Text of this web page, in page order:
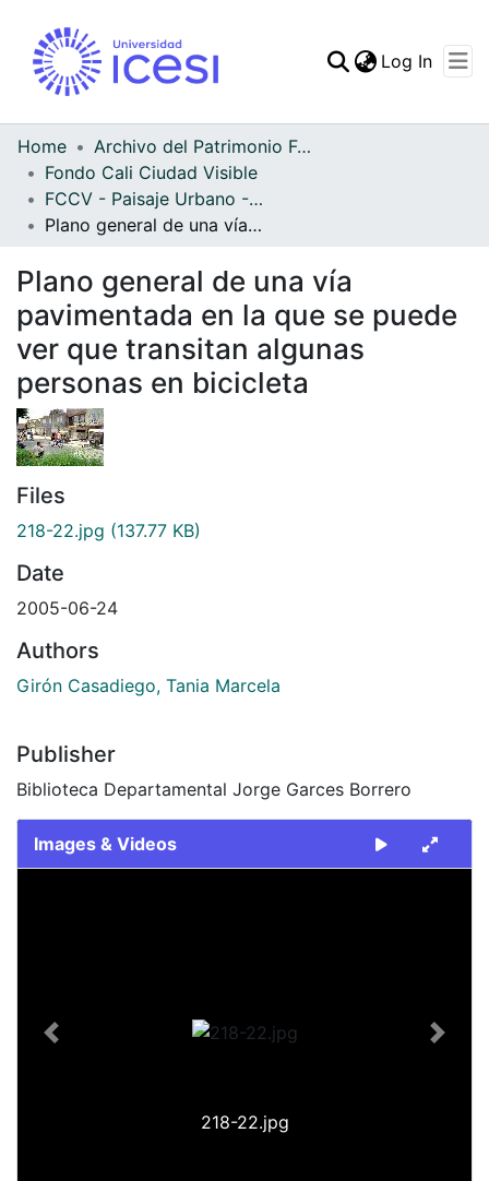
Log In
Home
Archivo del Patrimonio Fotográfico y Fílmico del Valle del Cauca
Fondo Cali Ciudad Visible
FCCV - Paisaje Urbano - Patrimonial
Plano general de una vía pavimentada en la que se puede ver que transitan algunas personas en bicicleta
Plano general de una vía
pavimentada en la que se puede
ver que transitan algunas
personas en bicicleta
Files
218-22.jpg (137.77 KB)
Date
2005-06-24
Authors
Girón Casadiego, Tania Marcela
Publisher
Biblioteca Departamental Jorge Garces Borrero
Images & Videos
218-22.jpg
Previous Next